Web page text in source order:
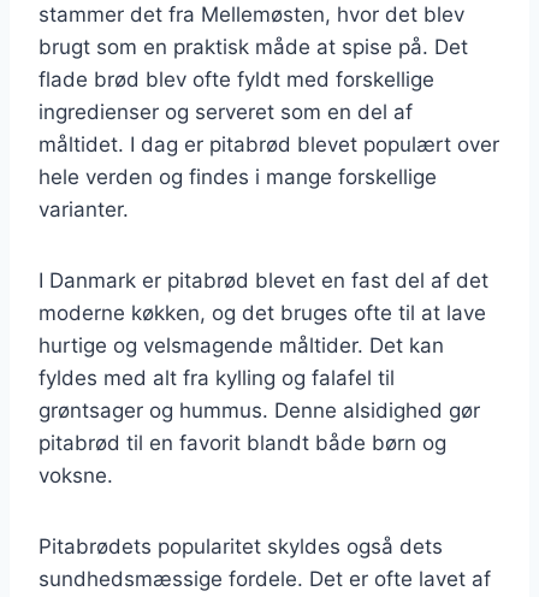
stammer det fra Mellemøsten, hvor det blev
brugt som en praktisk måde at spise på. Det
flade brød blev ofte fyldt med forskellige
ingredienser og serveret som en del af
måltidet. I dag er pitabrød blevet populært over
hele verden og findes i mange forskellige
varianter.
I Danmark er pitabrød blevet en fast del af det
moderne køkken, og det bruges ofte til at lave
hurtige og velsmagende måltider. Det kan
fyldes med alt fra kylling og falafel til
grøntsager og hummus. Denne alsidighed gør
pitabrød til en favorit blandt både børn og
voksne.
Pitabrødets popularitet skyldes også dets
sundhedsmæssige fordele. Det er ofte lavet af